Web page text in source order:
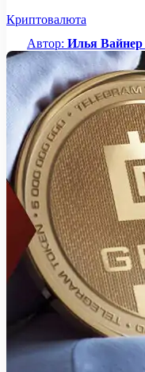
Криптовалюта
Автор: Илья Вайнер